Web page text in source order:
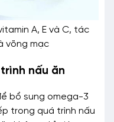
A, E và C, tác
võng mạc
nấu ăn
bổ sung omega-3
trong quá trình nấu